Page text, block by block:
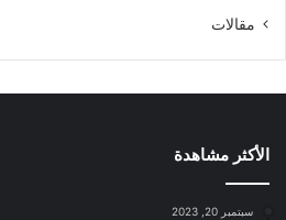
مقالات
الأكثر مشاهدة
سبتمبر 20, 2023